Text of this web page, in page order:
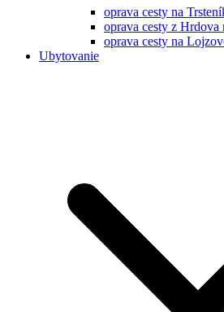
oprava cesty na
oprava cesty z Hrdova
oprava cesty na
Ubytovanie